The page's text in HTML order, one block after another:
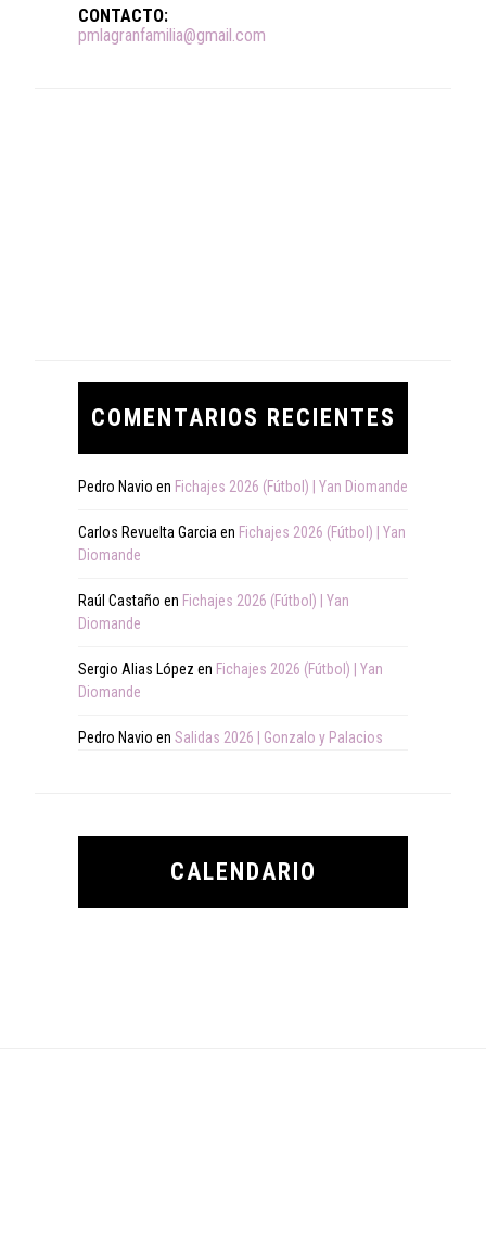
CONTACTO:
pmlagranfamilia@gmail.com
COMENTARIOS RECIENTES
Pedro Navio en Fichajes 2026 (Fútbol) | Yan Diomande
Carlos Revuelta Garcia en Fichajes 2026 (Fútbol) | Yan
Diomande
Raúl Castaño en Fichajes 2026 (Fútbol) | Yan
Diomande
Sergio Alias López en Fichajes 2026 (Fútbol) | Yan
Diomande
Pedro Navio en Salidas 2026 | Gonzalo y Palacios
CALENDARIO